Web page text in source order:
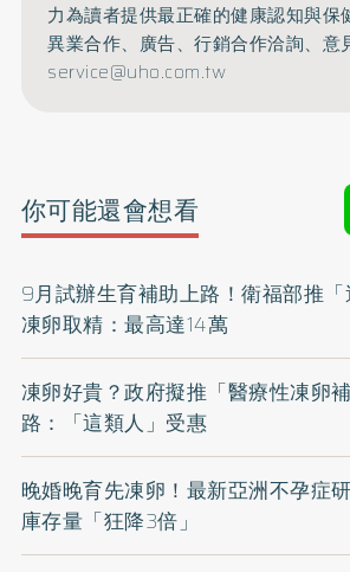
力為讀者提供最正確的健康認知與保
異業合作、廣告、行銷合作洽詢、意
service@uho.com.tw
你可能還會想看
9月試辦生育補助上路！衛福部推「
凍卵取精：最高達14萬
凍卵好貴？政府擬推「醫療性凍卵
路：「這類人」受惠
晚婚晚育先凍卵！最新亞洲不孕症
庫存量「狂降3倍」